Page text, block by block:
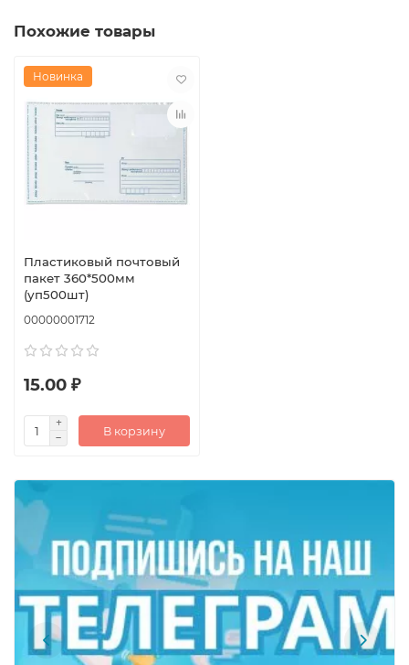
Похожие товары
Новинка
Пластиковый почтовый
пакет 360*500мм
(уп500шт)
00000001712
15.00 ₽
В корзину